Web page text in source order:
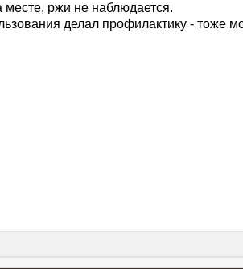
месте, ржи не наблюдается.
делал профилактику - тоже